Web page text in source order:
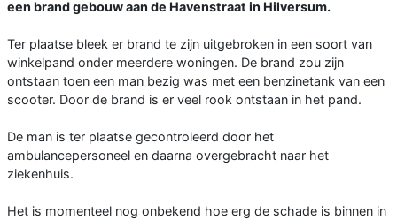
een brand gebouw aan de Havenstraat in Hilversum.
Ter plaatse bleek er brand te zijn uitgebroken in een soort van
winkelpand onder meerdere woningen. De brand zou zijn
ontstaan toen een man bezig was met een benzinetank van een
scooter. Door de brand is er veel rook ontstaan in het pand.
De man is ter plaatse gecontroleerd door het
ambulancepersoneel en daarna overgebracht naar het
ziekenhuis.
Het is momenteel nog onbekend hoe erg de schade is binnen in